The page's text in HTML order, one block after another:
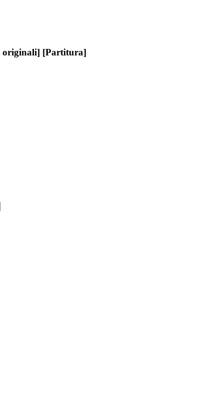
originali] [Partitura]